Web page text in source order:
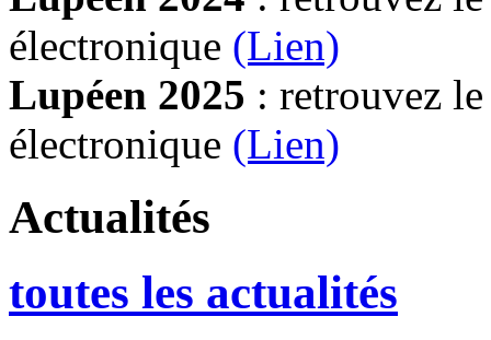
électronique (Lien)
Lupéen 2025 : retrouvez
électronique (Lien)
Actualités
toutes les actualités